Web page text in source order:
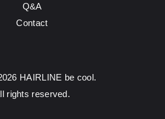
Q&A
Contact
HAIRLINE be cool.
rights reserved.